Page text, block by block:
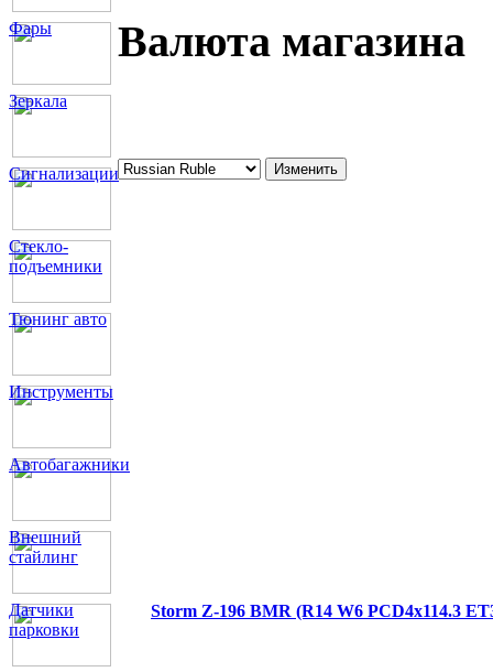
Фары
Зеркала
Сигнализации
Стекло-
подъемники
Тюнинг авто
Инструменты
Автобагажники
Внешний
стайлинг
Датчики
парковки
Валюта магазина
Storm Z-196 BMR (R14 W6 PCD4x114.3